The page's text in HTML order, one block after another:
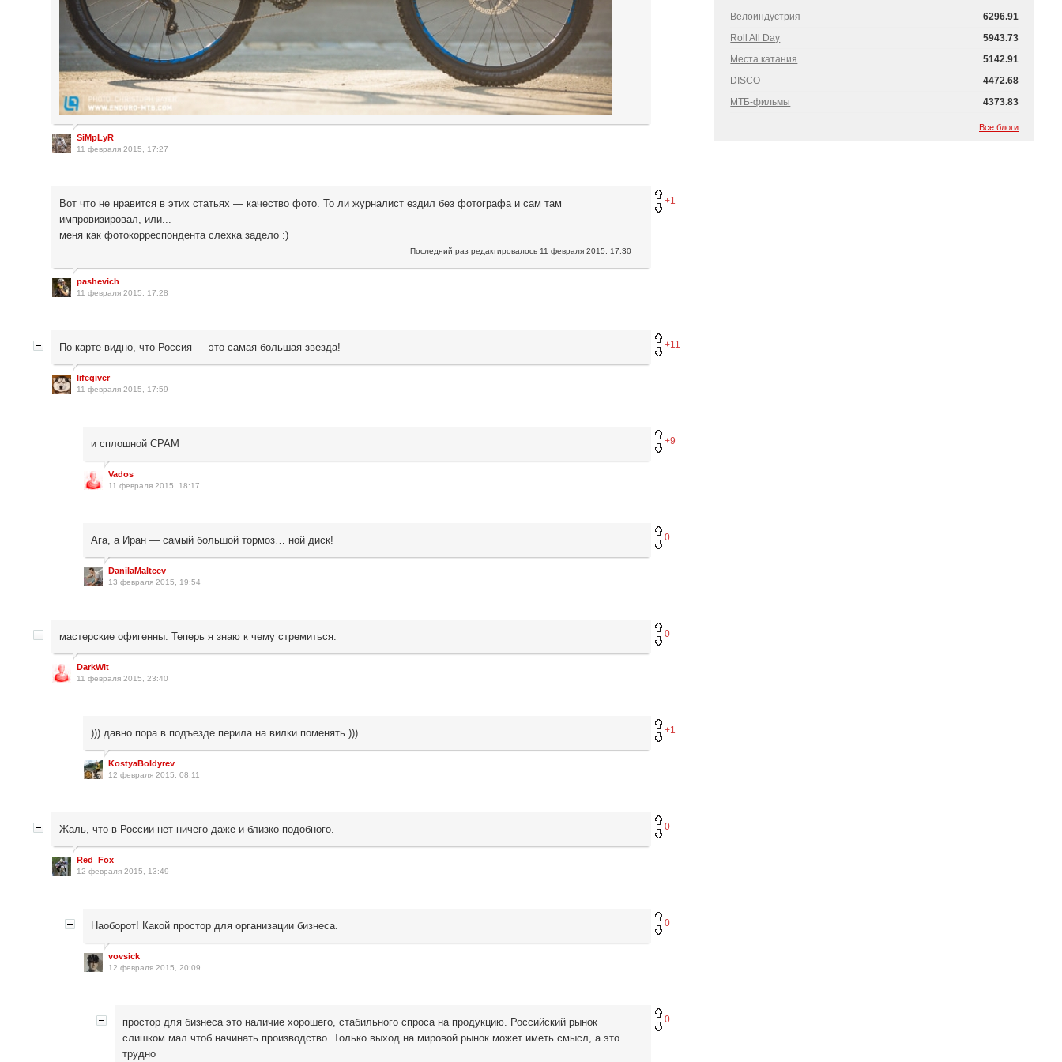
SiMpLyR
11 февраля 2015, 17:27
+1
Вот что не нравится в этих статьях — качество фото. То ли журналист ездил без фотографа и сам там
импровизировал, или...
меня как фотокорреспондента слехка задело :)
Последний раз редактировалось 11 февраля 2015, 17:30
pashevich
11 февраля 2015, 17:28
+11
По карте видно, что Россия — это самая большая звезда!
lifegiver
11 февраля 2015, 17:59
+9
и сплошной СРАМ
Vados
11 февраля 2015, 18:17
0
Ага, а Иран — самый большой тормоз… ной диск!
DanilaMaltcev
13 февраля 2015, 19:54
0
мастерские офигенны. Теперь я знаю к чему стремиться.
DarkWit
11 февраля 2015, 23:40
+1
))) давно пора в подъезде перила на вилки поменять )))
KostyaBoldyrev
12 февраля 2015, 08:11
0
Жаль, что в России нет ничего даже и близко подобного.
Red_Fox
12 февраля 2015, 13:49
0
Наоборот! Какой простор для организации бизнеса.
vovsick
12 февраля 2015, 20:09
0
простор для бизнеса это наличие хорошего, стабильного спроса на продукцию. Российский рынок
слишком мал чтоб начинать производство. Только выход на мировой рынок может иметь смысл, а это
трудно
Велоиндустрия
6296.91
Roll All Day
5943.73
Места катания
5142.91
DISCO
4472.68
МТБ-фильмы
4373.83
Все блоги